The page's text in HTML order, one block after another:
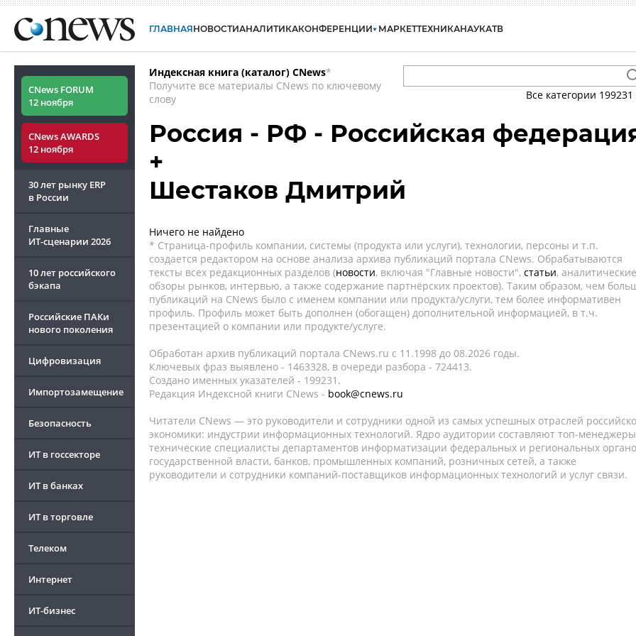
ГЛАВНАЯНОВОСТИАНАЛИТИКАКОНФЕРЕНЦИИ МАРКЕТТЕХНИКАНАУКАТВ
CNews FORUM
12 ноября
CNews AWARDS
12 ноября
30 лет рынку ERP
в России
Главные
ИТ-сценарии 2026
10 лет российского
бэкапа
Российские ПАКи
нового поколения
Цифровизация
Импортозамещение
Безопасность
ИТ в госсекторе
ИТ в банках
ИТ в торговле
Телеком
Интернет
ИТ-бизнес
Индексная книга (каталог) CNews*
Получите все материалы CNews по ключевому
слову
Все категории 199231
Россия - РФ - Российская
+
Шестаков Дмитрий
Ничего не найдено
* Страница-профиль компании, системы (продукта или услуги), технологии, персоны и т.п.
создается редактором на основе анализа архива публикаций портала CNews. Обрабатываются
тексты всех редакционных разделов (новости, включая "Главные новости", статьи, аналитические
обзоры рынков, интервью, а также содержание партнёрских проектов). Таким образом, чем
публикаций на CNews было с именем компании или продукта/услуги, тем более информативен
профиль. Профиль может быть дополнен (обогащен) дополнительной информацией, в т.ч.
презентацией о компании или продукте/услуге.
Обработан архив публикаций портала CNews.ru c 11.1998 до 08.2026 годы.
Ключевых фраз выявлено - 1463328, в очереди разбора - 724413.
Создано именных указателей - 199231.
Редакция Индексной книги CNews - book@cnews.ru
Читатели CNews — это руководители и сотрудники одной из самых успешных отраслей
экономики: индустрии информационных технологий. Ядро аудитории составляют топ-
технические специалисты департаментов информатизации федеральных и региональных
государственной власти, банков, промышленных компаний, розничных сетей, а также
руководители и сотрудники компаний-поставщиков информационных технологий и услуг связи.